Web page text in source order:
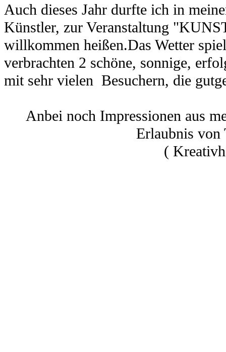
Auch dieses Jahr durfte ich in
Künstler, zur Veranstaltung
willkommen heißen.Das Wetter
verbrachten 2 schöne, sonnige,
mit sehr vielen Besuchern, die
Anbei noch Impressionen aus
Erlaubnis von
(